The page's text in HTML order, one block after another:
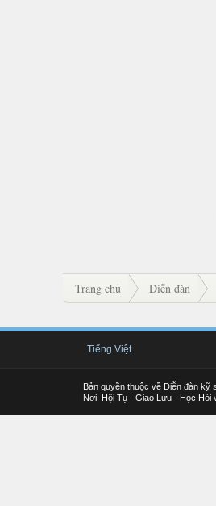
Trang chủ Diễn đàn
Tiếng Việt
Bản quyền thuộc về Diễn đàn
Nơi: Hội Tụ - Giao Lưu - Học Hỏi